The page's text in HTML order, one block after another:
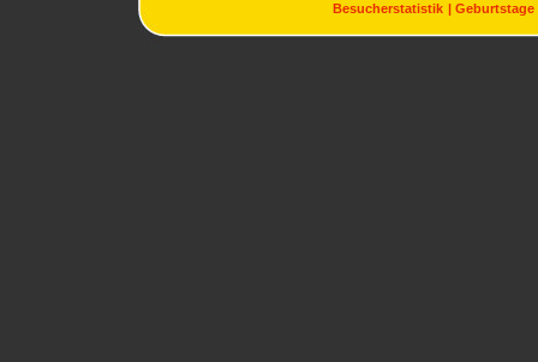
Besucherstatistik Geburtstage